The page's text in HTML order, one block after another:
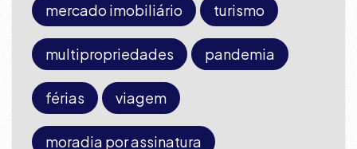
mercado imobiliário turismo
multipropriedades pandemia
férias viagem
moradia por assinatura